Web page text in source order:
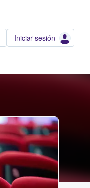
Iniciar sesión